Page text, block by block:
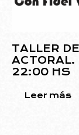
TALLER
ACTORAL.
22:00 HS
Leer más